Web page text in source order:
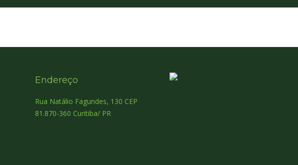
Endereço
Rua Natálio Fagundes, 130 CEP
81.870-360 Curitiba/ PR